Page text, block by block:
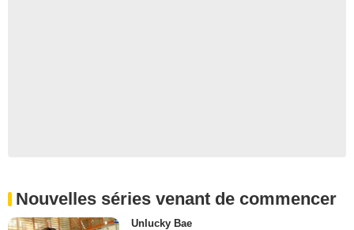
Nouvelles séries venant de commencer
Unlucky Bae